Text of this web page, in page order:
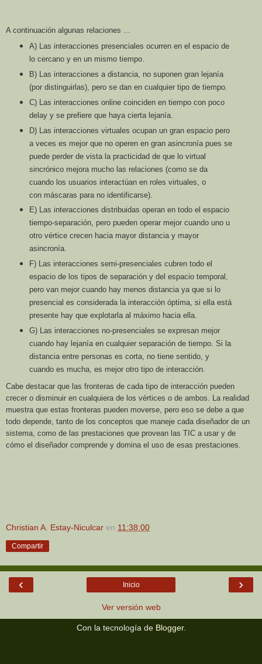
A continuación algunas relaciones ...
A) Las interacciones presenciales ocurren en el espacio de
lo cercano y en un mismo tiempo.
B) Las interacciones a distancia, no suponen gran lejanía
(por distinguirlas), pero se dan en cualquier tipo de tiempo.
C) Las interacciones online coinciden en tiempo con poco
delay y se prefiere que haya cierta lejanía.
D) Las interacciones virtuales ocupan un gran espacio pero
a veces es mejor que no operen en gran asincronía pues se
puede perder de vista la practicidad de que lo virtual
sincrónico mejora mucho las relaciones (como se da
cuando los usuarios interactúan en roles virtuales, o
con máscaras para no identificarse).
E) Las interacciones distribuidas operan en todo el espacio
tiempo-separación, pero pueden operar mejor cuando uno u
otro vértice crecen hacia mayor distancia y mayor
asincronía.
F) Las interacciones semi-presenciales cubren todo el
espacio de los tipos de separación y del espacio temporal,
pero van mejor cuando hay menos distancia ya que si lo
presencial es considerada la interacción óptima, si ella está
presente hay que explotarla al máximo hacia ella.
G) Las interacciones no-presenciales se expresan mejor
cuando hay lejanía en cualquier separación de tiempo. Si la
distancia entre personas es corta, no tiene sentido, y
cuando es mucha, es mejor otro tipo de interacción.
Cabe destacar que las fronteras de cada tipo de interacción pueden
crecer o disminuir en cualquiera de los vértices o de ambos. La realidad
muestra que estas fronteras pueden moverse, pero eso se debe a que
todo depende, tanto de los conceptos que maneje cada diseñador de un
sistema, como de las prestaciones que provean las TIC a usar y de
cómo el diseñador comprende y domina el uso de esas prestaciones.
Christian A. Estay-Niculcar en 11:38:00
Compartir
‹ ›
Inicio
Ver versión web
Con la tecnología de Blogger.